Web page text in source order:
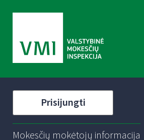
Prisijungti
Mokesčių mokėtojų informacija